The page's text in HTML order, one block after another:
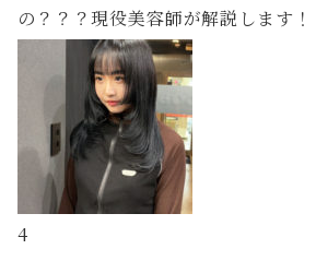
の？？？現役美容師が解説します！
4